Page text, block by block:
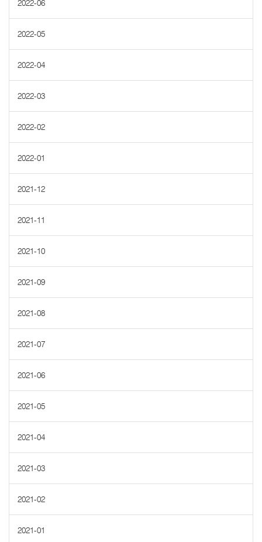
2022-06
2022-05
2022-04
2022-03
2022-02
2022-01
2021-12
2021-11
2021-10
2021-09
2021-08
2021-07
2021-06
2021-05
2021-04
2021-03
2021-02
2021-01